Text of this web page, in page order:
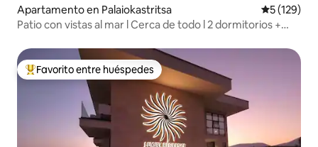
Apartamento en Palaiokastritsa
5 (129)
Patio con vistas al mar l Cerca de todo l 2 dormitorios +
Favorito entre huéspedes preferido
Favorito entre huéspedes